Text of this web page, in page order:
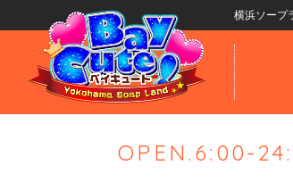
横浜ソープ
OPEN.6:00-